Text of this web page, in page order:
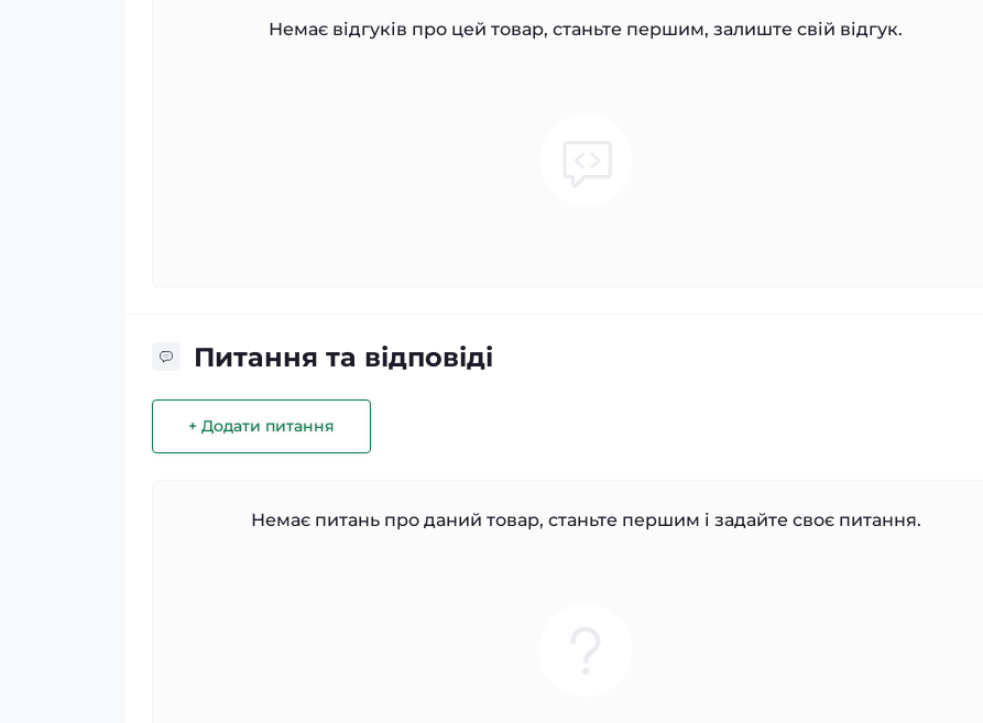
Немає відгуків про цей товар, станьте першим, залиште свій відгук.
Питання та відповіді
+ Додати питання
Немає питань про даний товар, станьте першим і задайте своє питання.